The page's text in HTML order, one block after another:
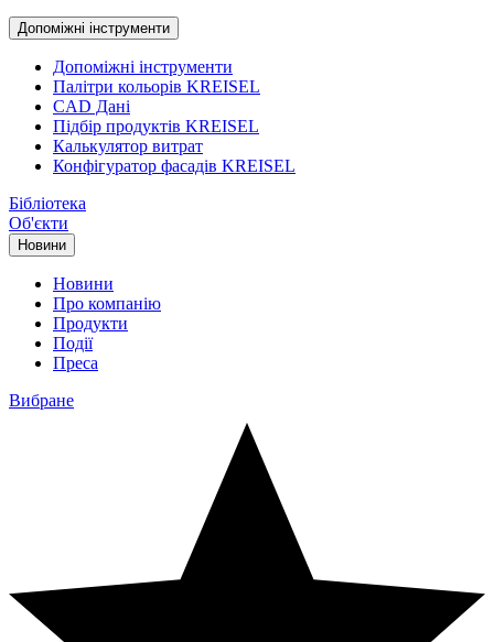
Допоміжні інструменти
Допоміжні інструменти
Палітри кольорів KREISEL
CAD Дані
Підбір продуктів KREISEL
Калькулятор витрат
Конфігуратор фасадів KREISEL
Бібліотека
Об'єкти
Новини
Новини
Про компанію
Продукти
Події
Преса
Вибране